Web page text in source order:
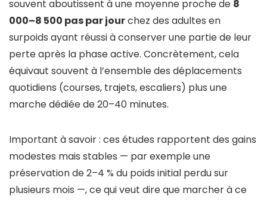
souvent aboutissent à une moyenne proche de 8
000–8 500 pas par jourchez des adultes en
surpoids ayant réussi à conserver une partie de leur
perte après la phase active. Concrètement, cela
équivaut souvent à l’ensemble des déplacements
quotidiens (courses, trajets, escaliers) plus une
marche dédiée de 20–40 minutes.
Important à savoir : ces études rapportent des gains
modestes mais stables — par exemple une
préservation de 2–4 % du poids initial perdu sur
plusieurs mois —, ce qui veut dire que marcher à ce